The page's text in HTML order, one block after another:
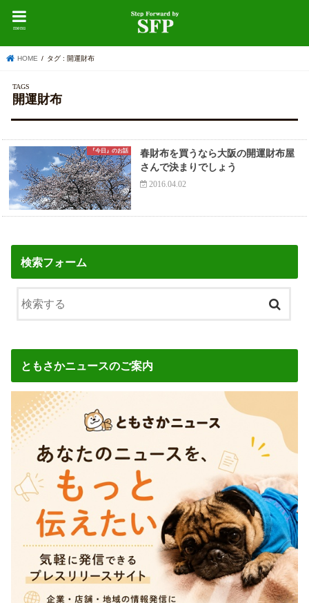
menu
HOME タグ : 開運財布
開運財布
『今日』のお話
春財布を買うなら大阪の開運財布屋
さんで決まりでしょう
2016.04.02
検索フォーム
ともさかニュースのご案内